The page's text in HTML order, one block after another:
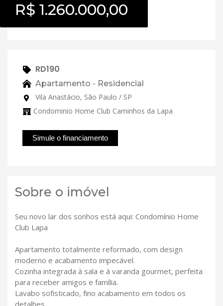
R$ 1.260.000,00
RD190
Apartamento - Residencial
Vila Anastácio, São Paulo / SP
Condominio Home Club Caminhos da Lapa
Simule o financiamento
Sobre o imóvel
Seu novo lar dos sonhos está aqui: Condomínio Home
Club Lapa
Apartamento totalmente reformado, com design
moderno e acabamento impecável.
Cozinha integrada à sala e à varanda gourmet, perfeita
para receber amigos e família.
Lavabo sofisticado, fino acabamento em todos os
detalhes.